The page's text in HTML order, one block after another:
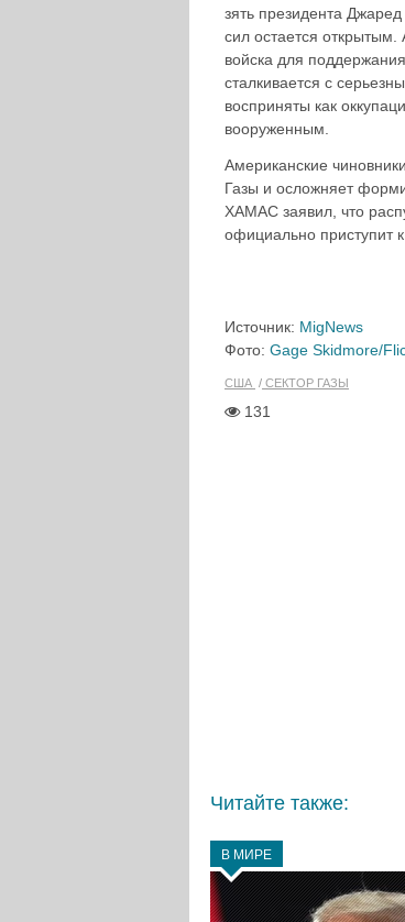
зять президента
сил остается
войска для
сталкивается с
восприняты как
вооруженным.
Американские
Газы и осложняет
ХАМАС заявил, что
официально приступит к
Источник: MigNews
Фото: Gage Skidmore/
США СЕКТОР ГАЗЫ
131
Читайте также:
В МИРЕ